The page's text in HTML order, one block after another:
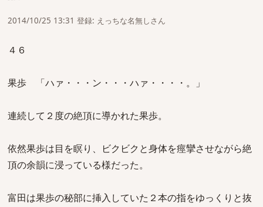
2014/10/25 13:31 登録: えっちな名無しさん
４６
果歩 「ハァ・・・ン・・・ハァ・・・・。」
連続して２度の絶頂に導かれた果歩。
依然果歩は目を瞑り、ビクビクと身体を痙攣させながら絶
頂の余韻に浸っている様だった。
富田は果歩の秘部に挿入していた２本の指をゆっくりと抜